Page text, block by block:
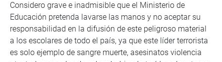
Considero grave e inadmisible que el Ministerio de
Educación pretenda lavarse las manos y no aceptar su
responsabilidad en la difusión de este peligroso material
a los escolares de todo el país, ya que este líder terrorista
es solo ejemplo de sangre muerte, asesinatos violencia